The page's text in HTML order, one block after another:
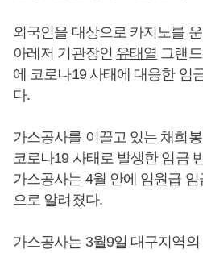
외국인을 대상으로 카지노를
아레저 기관장인 유태열 그랜
에 코로나19 사태에 대응한 임
다.
가스공사를 이끌고 있는 채희봉
코로나19 사태로 발생한 임금
가스공사는 4월 안에 임원급
으로 알려졌다.
가스공사는 3월9일 대구지역